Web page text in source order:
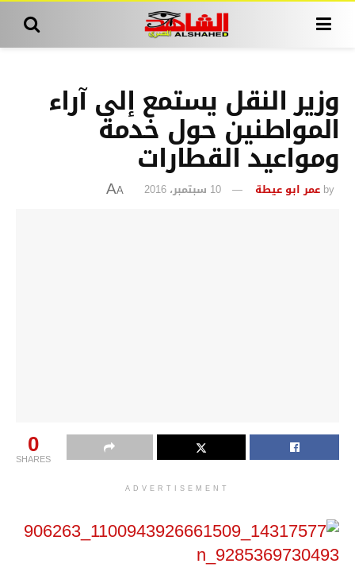
وزير النقل يستمع إلى آراء
المواطنين حول خدمة
ومواعيد القطارات
by عمر ابو عيطة 10 سبتمبر، 2016 A
A
0
SHARES
ADVERTISEMENT